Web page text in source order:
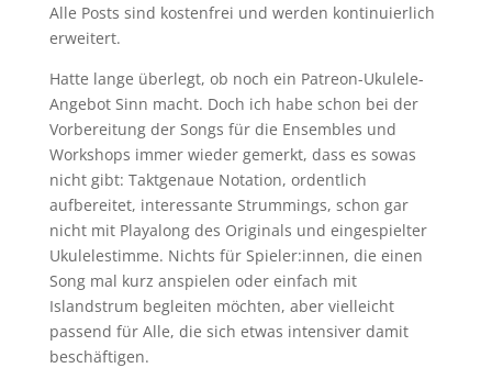
Alle Posts sind kostenfrei und werden kontinuierlich
erweitert.
Hatte lange überlegt, ob noch ein Patreon-Ukulele-
Angebot Sinn macht. Doch ich habe schon bei der
Vorbereitung der Songs für die Ensembles und
Workshops immer wieder gemerkt, dass es sowas
nicht gibt: Taktgenaue Notation, ordentlich
aufbereitet, interessante Strummings, schon gar
nicht mit Playalong des Originals und eingespielter
Ukulelestimme. Nichts für Spieler:innen, die einen
Song mal kurz anspielen oder einfach mit
Islandstrum begleiten möchten, aber vielleicht
passend für Alle, die sich etwas intensiver damit
beschäftigen.